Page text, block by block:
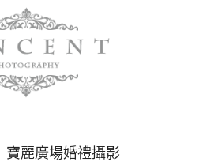
寶麗廣場婚禮攝影